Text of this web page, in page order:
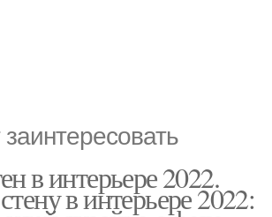
в интерьере 2022.
в интерьере 2022: